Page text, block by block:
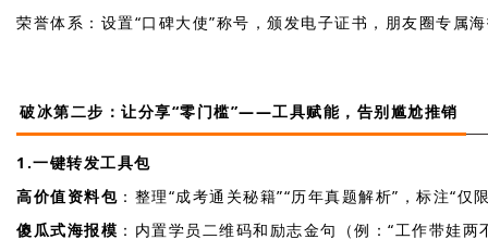
荣誉体系：设置“口碑大使”称号，颁发电子证书，朋友圈专属
破冰第二步：让分享“零门槛”——工具赋能，告别尴尬推销
1.一键转发工具包
高价值资料包 ：整理“成考通关秘籍”“历年真题解析”，标注“
傻瓜式海报模 ：内置学员二维码和励志金句（例：“工作带娃